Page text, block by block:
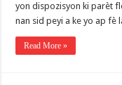
yon dispozisyon ki parèt
nan sid peyi a ke yo ap fè
Read More »